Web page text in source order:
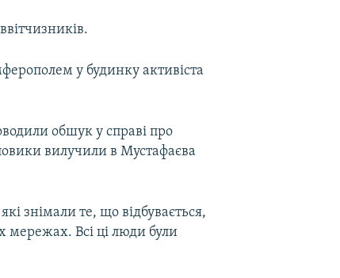
у будинку активіста
обшук у справі про
вилучили в Мустафаєва
знімали те, що відбувається,
мережах. Всі ці люди були